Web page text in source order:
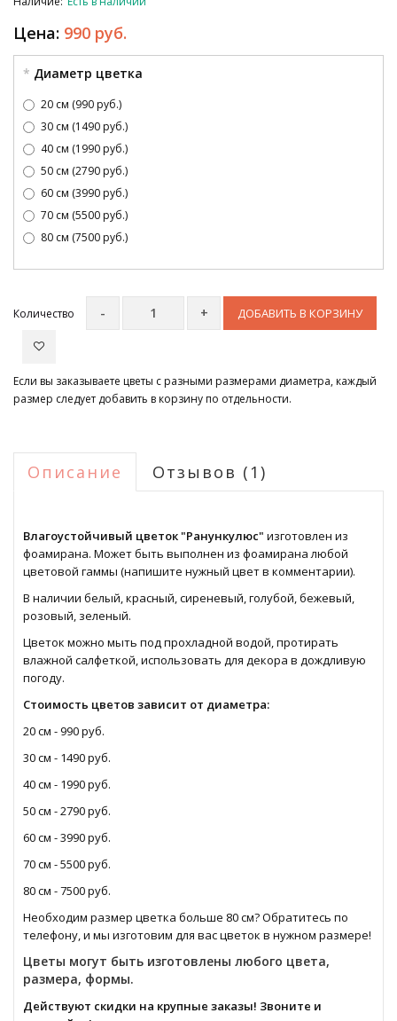
Цена: 990 руб.
Диаметр цветка
20 см (990 руб.)
30 см (1490 руб.)
40 см (1990 руб.)
50 см (2790 руб.)
60 см (3990 руб.)
70 см (5500 руб.)
80 см (7500 руб.)
Количество ДОБАВИТЬ В КОРЗИНУ
Если вы заказываете цветы с разными размерами диаметра, каждый
размер следует добавить в корзину по отдельности.
Описание Отзывов (1)
Влагоустойчивый цветок "Ранункулюс" изготовлен из
фоамирана. Может быть выполнен из фоамирана любой
цветовой гаммы (напишите нужный цвет в комментарии).
В наличии белый, красный, сиреневый, голубой, бежевый,
розовый, зеленый.
Цветок можно мыть под прохладной водой, протирать
влажной салфеткой, использовать для декора в дождливую
погоду.
Стоимость цветов зависит от диаметра:
20 см - 990 руб.
30 см - 1490 руб.
40 см - 1990 руб.
50 см - 2790 руб.
60 см - 3990 руб.
70 см - 5500 руб.
80 см - 7500 руб.
Необходим размер цветка больше 80 см? Обратитесь по
телефону, и мы изготовим для вас цветок в нужном размере!
Цветы могут быть изготовлены любого цвета,
размера, формы.
Действуют скидки на крупные заказы! Звоните и